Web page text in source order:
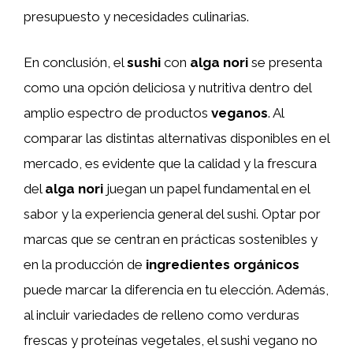
presupuesto y necesidades culinarias.
En conclusión, elsushi con alga nori se presenta
como una opción deliciosa y nutritiva dentro del
amplio espectro de productos veganos. Al
comparar las distintas alternativas disponibles en el
mercado, es evidente que la calidad y la frescura
del alga nori juegan un papel fundamental en el
sabor y la experiencia general del sushi. Optar por
marcas que se centran en prácticas sostenibles y
en la producción de ingredientes orgánicos
puede marcar la diferencia en tu elección. Además,
al incluir variedades de relleno como verduras
frescas y proteínas vegetales, el sushi vegano no